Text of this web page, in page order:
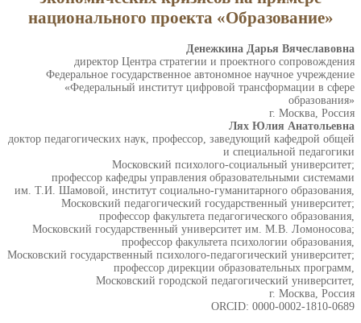
национального проекта «Образование»
Денежкина Дарья Вячеславовна
директор Центра стратегии и проектного сопровождения
Федеральное государственное автономное научное учреждение
«Федеральный институт цифровой трансформации в сфере
образования»
г. Москва, Россия
Лях Юлия Анатольевна
доктор педагогических наук, профессор, заведующий кафедрой общей
и специальной педагогики
Московский психолого-социальный университет;
профессор кафедры управления образовательными системами
им. Т.И. Шамовой, институт социально-гуманитарного образования,
Московский педагогический государственный университет;
профессор факультета педагогического образования,
Московский государственный университет им. М.В. Ломоносова;
профессор факультета психологии образования,
Московский государственный психолого-педагогический университет;
профессор дирекции образовательных программ,
Московский городской педагогический университет,
г. Москва, Россия
ORCID: 0000-0002-1810-0689